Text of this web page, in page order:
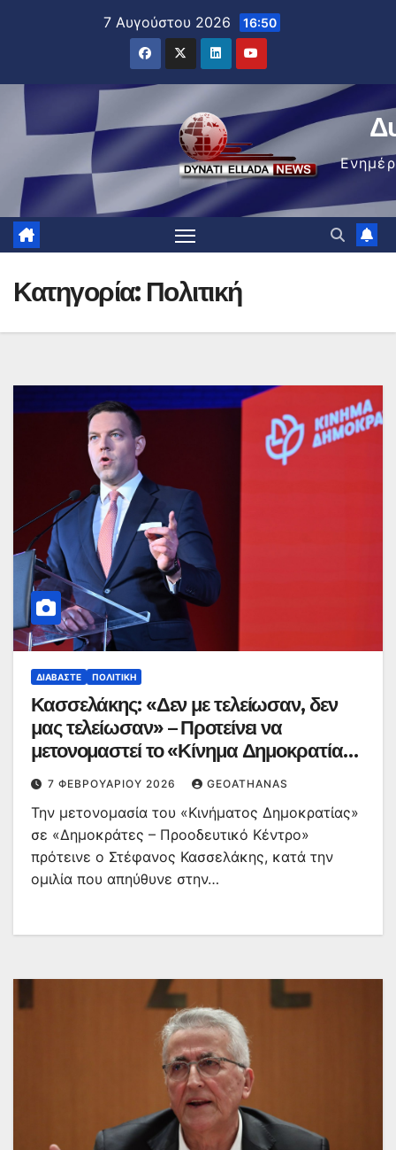
7 Αυγούστου 2026 16:50
Κατηγορία: Πολιτική
ΔΙΑΒΆΣΤΕ ΠΟΛΙΤΙΚΉ
Κασσελάκης: «Δεν με τελείωσαν, δεν
μας τελείωσαν» – Προτείνει να
μετονομαστεί το «Κίνημα Δημοκρατίας»
σε «Δημοκράτες – Προοδευτικό
Κέντρο»
7 ΦΕΒΡΟΥΑΡΊΟΥ 2026 GEOATHANAS
Την μετονομασία του «Κινήματος Δημοκρατίας»
σε «Δημοκράτες – Προοδευτικό Κέντρο»
πρότεινε ο Στέφανος Κασσελάκης, κατά την
ομιλία που απηύθυνε στην…